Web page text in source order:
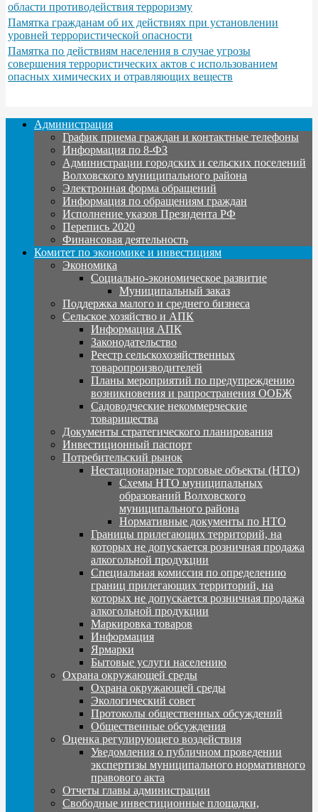
области противодействия терроризму
Памятка гражданам об их действиях при установлении
уровней террористической опасности
Памятка по действиям населения в случае угрозы
совершения террористических актов с использованием
опасных химических и отравляющих веществ
Администрация
График приема граждан и контактные телефоны
Информация по 8-ФЗ
Администрации городских и сельских поселений
Волховского муниципального района
Электронная форма обращений
Информация по обращениям граждан
Исполнение указов Президента РФ
Перепись 2020
Финансовая деятельность
Комитет по экономике и инвестициям
Экономика
Социально-экономическое развитие
Муниципальный заказ
Поддержка малого и среднего бизнеса
Сельское хозяйство и АПК
Информация АПК
Законодательство
Реестр сельскохозяйственных
товаропроизводителей
Планы мероприятий по предупреждению
возникновения и рапространения ООБЖ
Садоводческие некоммерческие
товарищества
Документы стратегического планирования
Инвестиционный паспорт
Потребительский рынок
Нестационарные торговые объекты (НТО)
Схемы НТО муниципальных
образований Волховского
муниципального района
Нормативные документы по НТО
Границы прилегающих территорий, на
которых не допускается розничная продажа
алкогольной продукции
Специальная комиссия по определению
границ прилегающих территорий, на
которых не допускается розничная продажа
алкогольной продукции
Маркировка товаров
Информация
Ярмарки
Бытовые услуги населению
Охрана окружающей среды
Охрана окружающей среды
Экологический совет
Протоколы общественных обсуждений
Общественные обсуждения
Оценка регулирующего воздействия
Уведомления о публичном проведении
экспертизы муниципального нормативного
правового акта
Отчеты главы администрации
Свободные инвестиционные площадки,